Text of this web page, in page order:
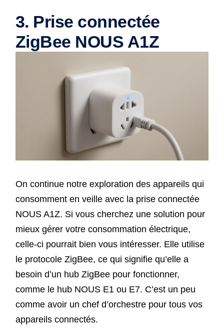
3. Prise connectée
ZigBee NOUS A1Z
On continue notre exploration des appareils qui
consomment en veille avec la prise connectée
NOUS A1Z. Si vous cherchez une solution pour
mieux gérer votre consommation électrique,
celle-ci pourrait bien vous intéresser. Elle utilise
le protocole ZigBee, ce qui signifie qu’elle a
besoin d’un hub ZigBee pour fonctionner,
comme le hub NOUS E1 ou E7. C’est un peu
comme avoir un chef d’orchestre pour tous vos
appareils connectés.